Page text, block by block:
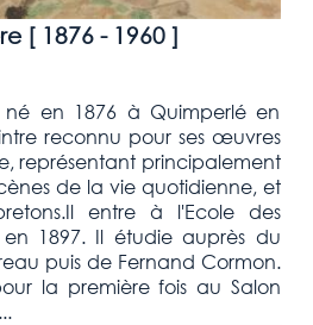
[ 1876 - 1960]
né en 1876 à Quimperlé en
reconnu pour ses œuvres
représentant principalement
de la vie quotidienne, et
entre à l'Ecole des
en 1897. Il étudie auprès du
puis de Fernand Cormon.
la première fois au Salon